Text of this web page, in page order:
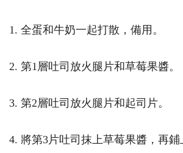
1. 全蛋和牛奶一起打散，備用。
2. 第1層吐司放火腿片和草莓果醬。
3. 第2層吐司放火腿片和起司片。
4. 將第3片吐司抹上草莓果醬，再鋪